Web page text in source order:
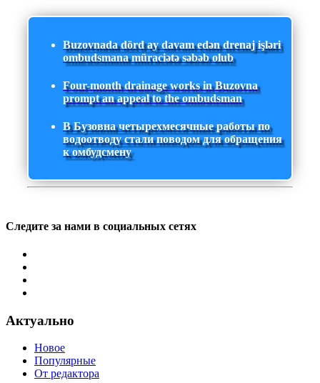
Buzovnada dörd ay davam edən drenaj işləri
ombudsmana müraciətə səbəb olub
Four-month drainage works in Buzovna
prompt an appeal to the ombudsman
В Бузовна четырехмесячные работы по
водоотводу стали поводом для обращения
к омбудсмену
Следите за нами в социальных сетях
Актуально
Новое
Популярные
От редактора